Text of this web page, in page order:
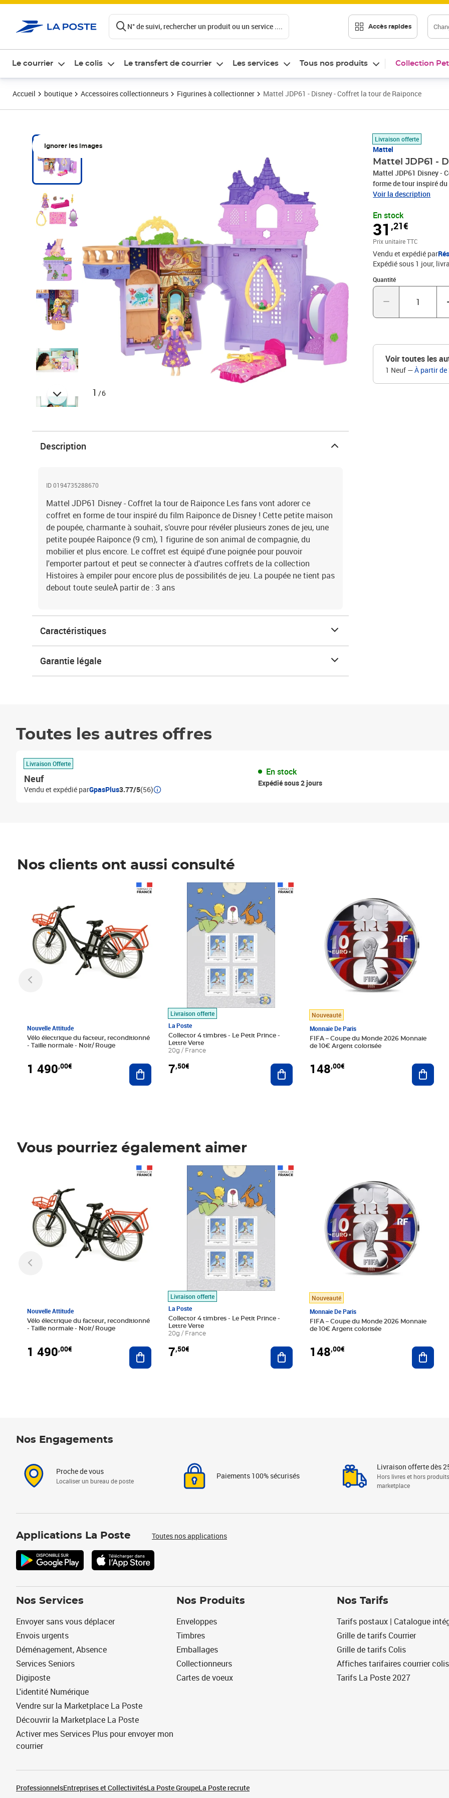
N° de suivi, rechercher un produit ou un service .... Accès rapides
Le courrier Le colis Le transfert de courrier Les services Tous nos produits Collection
Accueil boutique Accessoires collectionneurs Figurines à collectionner Mattel JDP61 - Disney - Coffret la tour de Raiponce
Ignorer les images
1 /6
Livraison offerte
Mattel
Mattel JDP61 -
Mattel JDP61 Disney - Coffret la tour
forme de tour inspiré
charmante à souhait,
Le coffret est équipé
connecter à d'autres
possibilités de jeu. La
Voir la description
En stock
31,21€
Prix 31,21€
Prix unitaire TTC
Vendu et expédié par
Expédié sous 1 jour
Quantité
Quantité : 1
Voir toutes les
1 Neuf —À partir de
Description
ID 0194735288670
Mattel JDP61 Disney - Coffret la tour de Raiponce Les fans vont adorer ce
coffret en forme de tour inspiré du film Raiponce de Disney ! Cette petite maison
de poupée, charmante à souhait, s'ouvre pour révéler plusieurs zones de jeu, une
petite poupée Raiponce (9 cm), 1 figurine de son animal de compagnie, du
mobilier et plus encore. Le coffret est équipé d'une poignée pour pouvoir
l'emporter partout et peut se connecter à d'autres coffrets de la collection
Histoires à empiler pour encore plus de possibilités de jeu. La poupée ne tient pas
debout toute seuleÀ partir de : 3 ans
Caractéristiques
Garantie légale
Toutes les autres offres
Livraison Offerte
Neuf
Vendu et expédié parGpasPlus3.77/5(56)
En stock
Expédié sous 2 jours
Nos clients ont aussi consulté
Nouvelle Attitude
Vélo électrique du facteur, reconditionné
- Taille normale - Noir/ Rouge
1 490,00€ Ajouter au panier
Livraison offerte
La Poste
Collector 4 timbres - Le Petit Prince -
Lettre Verte
20g / France
7,50€
Prix 7,50€
Ajouter au panier
Nouveauté
Monnaie De Paris
FIFA – Coupe du Monde 2026 Monnaie
de 10€ Argent colorisée
148,00€
Vous pourriez également aimer
Nouvelle Attitude
Vélo électrique du facteur, reconditionné
- Taille normale - Noir/ Rouge
1 490,00€ Ajouter au panier
Livraison offerte
La Poste
Collector 4 timbres - Le Petit Prince -
Lettre Verte
20g / France
7,50€
Prix 7,50€
Ajouter au panier
Nouveauté
Monnaie De Paris
FIFA – Coupe du Monde 2026 Monnaie
de 10€ Argent colorisée
148,00€
Nos Engagements
Proche de vous
Localiser un bureau de poste
Paiements 100% sécurisés
Livraison offerte dès
Hors livres et hors produits
marketplace
Applications La Poste Toutes nos applications
Nos Services
Envoyer sans vous déplacer
Envois urgents
Déménagement, Absence
Services Seniors
Digiposte
L'identité Numérique
Vendre sur la Marketplace La Poste
Découvrir la Marketplace La Poste
Activer mes Services Plus pour envoyer mon
courrier
Nos Produits
Enveloppes
Timbres
Emballages
Collectionneurs
Cartes de voeux
Nos Tarifs
Tarifs postaux | Catalogue
Grille de tarifs Courrier
Grille de tarifs Colis
Affiches tarifaires courrier colis
Tarifs La Poste 2027
ProfessionnelsEntreprises et CollectivitésLa Poste GroupeLa Poste recrute